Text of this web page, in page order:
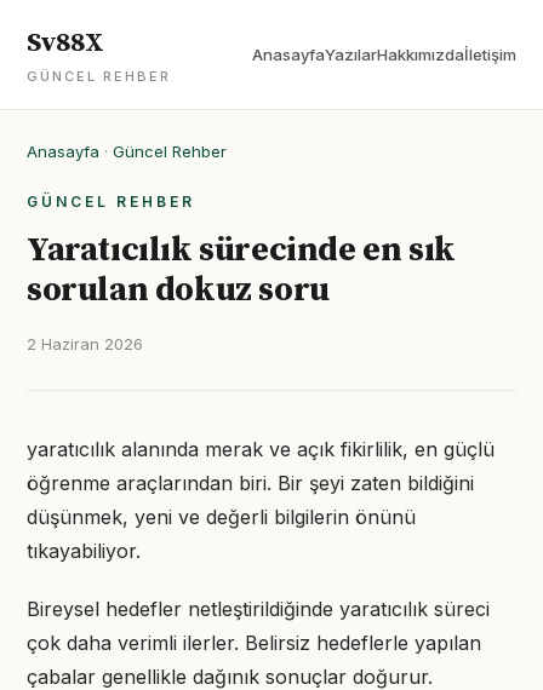
Sv88X
GÜNCEL REHBER
AnasayfaYazılarHakkımızdaİletişim
Anasayfa · Güncel Rehber
GÜNCEL REHBER
Yaratıcılık sürecinde en sık
sorulan dokuz soru
2 Haziran 2026
yaratıcılık alanında merak ve açık fikirlilik, en güçlü
öğrenme araçlarından biri. Bir şeyi zaten bildiğini
düşünmek, yeni ve değerli bilgilerin önünü
tıkayabiliyor.
Bireysel hedefler netleştirildiğinde yaratıcılık süreci
çok daha verimli ilerler. Belirsiz hedeflerle yapılan
çabalar genellikle dağınık sonuçlar doğurur.